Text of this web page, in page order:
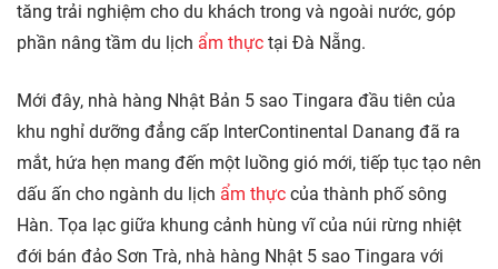
tăng trải nghiệm cho du khách trong và ngoài nước, góp
phần nâng tầm du lịch ẩm thực tại Đà Nẵng.
Mới đây, nhà hàng Nhật Bản 5 sao Tingara đầu tiên của
khu nghỉ dưỡng đẳng cấp InterContinental Danang đã ra
mắt, hứa hẹn mang đến một luồng gió mới, tiếp tục tạo nên
dấu ấn cho ngành du lịch ẩm thực của thành phố sông
Hàn. Tọa lạc giữa khung cảnh hùng vĩ của núi rừng nhiệt
đới bán đảo Sơn Trà, nhà hàng Nhật 5 sao Tingara với